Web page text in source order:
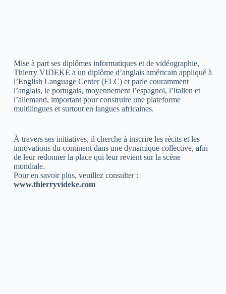
Mise à part ses diplômes informatiques et de vidéographie,
Thierry VIDEKE a un diplôme d’anglais américain appliqué à
l’English Language Center (ELC) et parle couramment
l’anglais, le portugais, moyennement l’espagnol, l’italien et
l’allemand, important pour construire une plateforme
multilingues et surtout en langues africaines.
À travers ses initiatives, il cherche à inscrire les récits et les
innovations du continent dans une dynamique collective, afin
de leur redonner la place qui leur revient sur la scène
mondiale.
Pour en savoir plus, veuillez consulter :
www.thierryvideke.com